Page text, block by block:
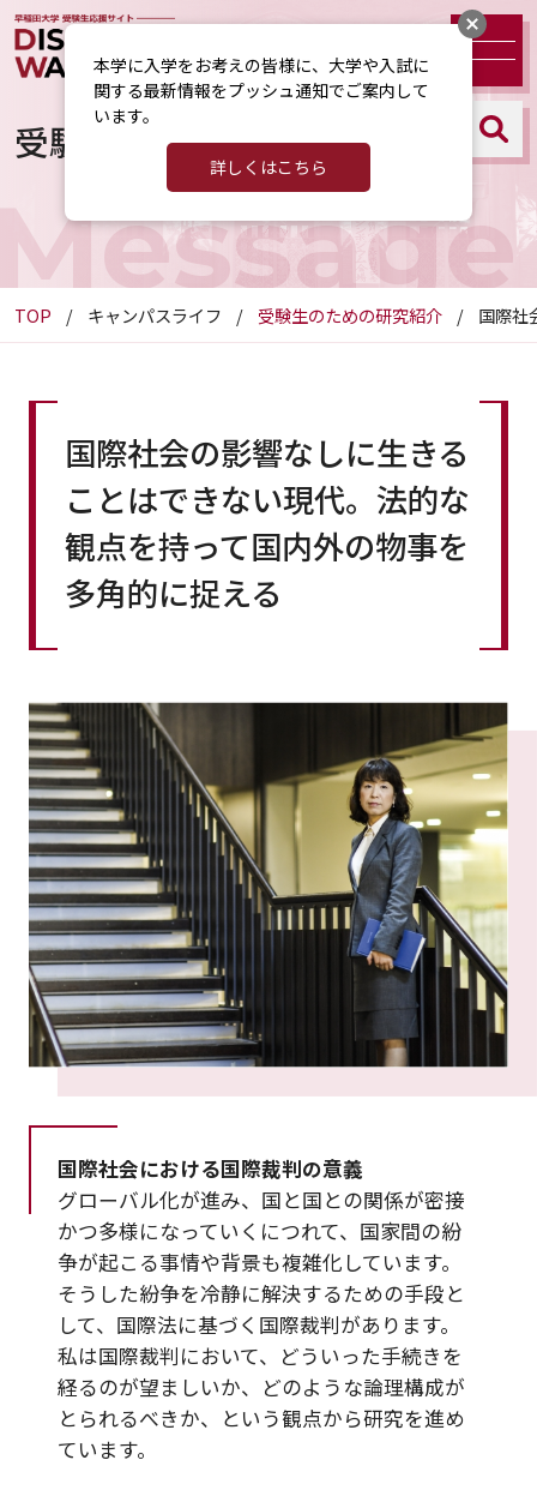
受験生のための研究紹介
TOP キャンパスライフ 受験生のための研究紹介 国際社
国際社会の影響なしに生きる
ことはできない現代。法的な
観点を持って国内外の物事を
多角的に捉える
国際社会における国際裁判の意義
グローバル化が進み、国と国との関係が密接
かつ多様になっていくにつれて、国家間の紛
争が起こる事情や背景も複雑化しています。
そうした紛争を冷静に解決するための手段と
して、国際法に基づく国際裁判があります。
私は国際裁判において、どういった手続きを
経るのが望ましいか、どのような論理構成が
とられるべきか、という観点から研究を進め
ています。
本学に入学をお考えの皆様に、大学や入試に
関する最新情報をプッシュ通知でご案内して
います。
詳しくはこちら